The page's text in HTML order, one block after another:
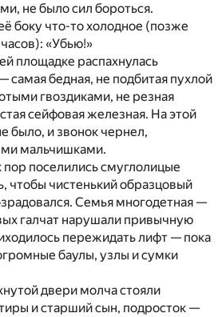
не было сил бороться.
боку что-то холодное (позже
«Убью!»
площадке распахнулась
самая бедная, не подбитая пухлой
гвоздиками, не резная
сейфовая железная. На этой
было, и звонок чернел,
мальчишками.
пор поселились смуглолицые
чтобы чистенький образцовый
Семья многодетная —
галчат нарушали привычную
пережидать лифт — пока
баулы, узлы и сумки
двери молча стояли
и старший сын, подросток —